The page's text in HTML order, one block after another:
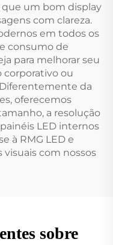
que um bom display
com clareza.
em todos os
consumo de
para melhorar seu
corporativo ou
da
oferecemos
a resolução
LED internos
à RMG LED e
com nossos
sobre